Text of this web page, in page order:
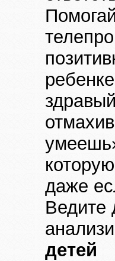
даже
Ведите
детей